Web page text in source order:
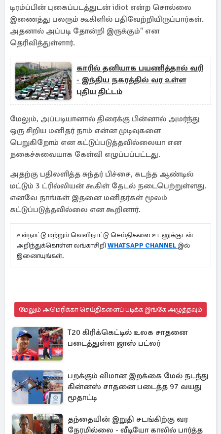
டிரம்ப்பின் புகைப்படத்துடன் idiot என்ற சொல்லை
இணைத்து பலரும் கூகிளில் பதிவேற்றியிருப்பார்கள்.
அதனால் அப்படி தோன்றி இருக்கும்" என
தெரிவித்துள்ளார்.
காரில் தனியாக பயணித்தால் வரி
- இந்திய நகரத்தில் வர உள்ள
புதிய திட்டம்
மேலும், அப்படியானால் திரைக்கு பின்னால் அமர்ந்து
ஒரு சிறிய மனிதர் நாம் என்ன முடிவுகளை
பெறுகிறோம் என கட்டுப்படுத்தவில்லையா என
நகைச்சுவையாக கேள்வி எழுப்பப்பட்டது.
அதற்கு பதிலளித்த சுந்தர் பிச்சை, கடந்த ஆண்டில்
மட்டும் 3 ட்ரில்லியன் கூகிள் தேடல் நடைபெற்றுள்ளது.
எனவே நாங்கள் இதனை மனிதர்கள் மூலம்
கட்டுப்படுத்தவில்லை என கூறினார்.
உள்நாட்டு மற்றும் வெளிநாட்டு செய்திகளை உடனுக்குடன்
அறிந்துக்கொள்ள லங்காசிறி WHATSAPP CHANNEL இல்
இணையுங்கள்.
மேலும் அமெரிக்கா செய்திகளைப் படிக்க இங்கே அழுத்தவும்
T20 கிரிக்கெட்டில் உலக சாதனை
படைத்துள்ள ஜாஸ் பட்லர்
பறக்கும் விமான இறக்கை மேல் நடந்து
கின்னஸ் சாதனை படைத்த 97 வயது
மூதாட்டி
தந்தையின் இறுதி சடங்கிற்கு வர
நேரமில்லை - வீடியோ காலில் பார்த்த